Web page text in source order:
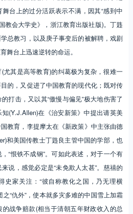
台上的过分活跃表示不满，因其“感到中
教会大学史》，浙江教育出版社版)。丁韪
总教习，以及庚子事变后的被解聘，戏剧
舞台上迅速逆转的命运。
其是高等教育)的纠葛极为复杂，很难一
的，又促进了中国教育的现代化；既对传
打击，又以其“傲慢与偏见”极大地伤害了
(Y.J.Allen)在《治安新策》中提出请英美
教育，李提摩太在《新政策》中主张由德
和美国传教士丁韪良主管中国的学部，也
“恨铁不成钢”。可如此表述，对于一个有
说，感觉必定是“未免欺人太甚”。慈禧的
史家关注：“彼自称教化之国，乃无理横
“仇外”，使本就多灾多难的中国雪上加霜
战争赔款(相当于清朝五年财政收入的总